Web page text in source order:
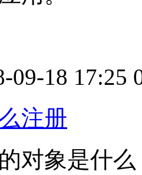
09-18 17:25
注册
对象是什